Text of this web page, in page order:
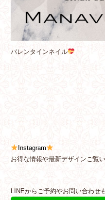
バレンタインネイル
Instagram
お得な情報や最新デザインご覧
LINEからご予約やお問い合わせ